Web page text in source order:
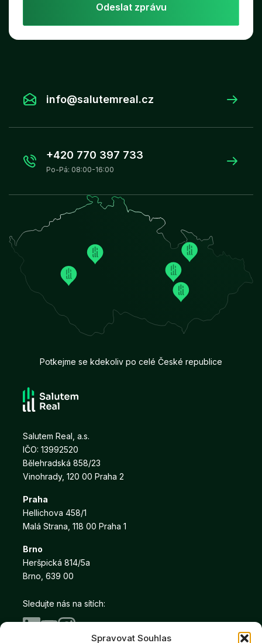
Spravovat Souhlas
Odeslat zprávu
info@salutemreal.cz
+420 770 397 733
Po-Pá: 08:00-16:00
Potkejme se kdekoliv po celé České republice
Salutem Real, a.s.
IČO: 13992520
Bělehradská 858/23
Vinohrady, 120 00 Praha 2
Praha
Hellichova 458/1
Malá Strana, 118 00 Praha 1
Brno
Heršpická 814/5a
Brno, 639 00
Sledujte nás na sítích: